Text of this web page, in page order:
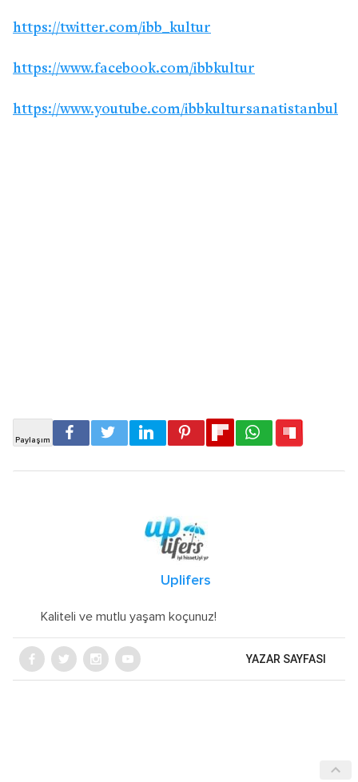
https://twitter.com/ibb_kultur
https://www.facebook.com/ibbkultur
https://www.youtube.com/ibbkultursanatistanbul
Uplifers
Kaliteli ve mutlu yaşam koçunuz!
YAZAR SAYFASI